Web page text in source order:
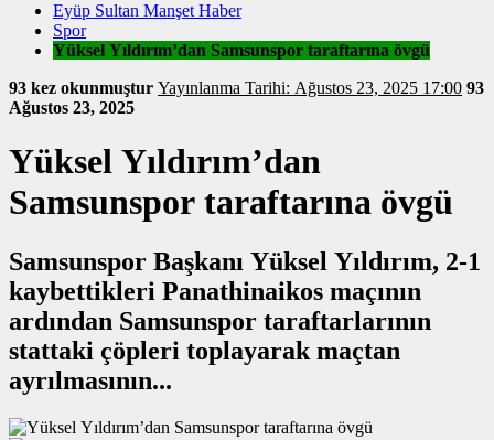
Eyüp Sultan Manşet Haber
Spor
Yüksel Yıldırım’dan Samsunspor taraftarına övgü
93 kez okunmuştur
Yayınlanma Tarihi: Ağustos 23, 2025 17:00 93
Ağustos 23, 2025
Yüksel Yıldırım’dan
Samsunspor taraftarına övgü
Samsunspor Başkanı Yüksel Yıldırım, 2-1
kaybettikleri Panathinaikos maçının
ardından Samsunspor taraftarlarının
stattaki çöpleri toplayarak maçtan
ayrılmasının...